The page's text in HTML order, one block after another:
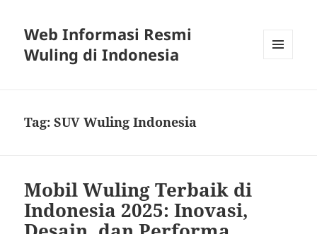
Web Informasi Resmi
Wuling di Indonesia
Tag:SUV Wuling Indonesia
Mobil Wuling Terbaik di
Indonesia 2025: Inovasi,